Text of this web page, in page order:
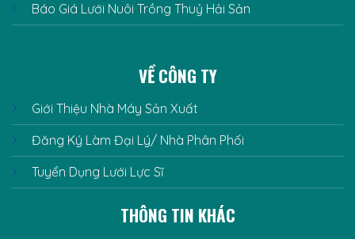
Báo Giá Lưới Nuôi Trồng Thuỷ Hải Sản
VỀ CÔNG TY
Giới Thiệu Nhà Máy Sản Xuất
Đăng Ký Làm Đại Lý/ Nhà Phân Phối
Tuyển Dụng Lưới Lực Sĩ
THÔNG TIN KHÁC